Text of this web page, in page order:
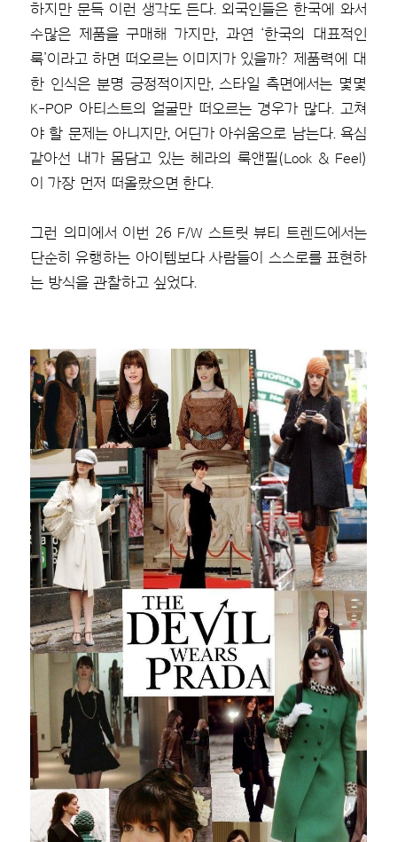
하지만 문득 이런 생각도 든다. 외국인들은 한국에 와서
수많은 제품을 구매해 가지만, 과연 ‘한국의 대표적인
룩’이라고 하면 떠오르는 이미지가 있을까? 제품력에 대
한 인식은 분명 긍정적이지만, 스타일 측면에서는 몇몇
K-POP 아티스트의 얼굴만 떠오르는 경우가 많다. 고쳐
야 할 문제는 아니지만, 어딘가 아쉬움으로 남는다. 욕심
같아선 내가 몸담고 있는 헤라의 룩앤필(Look & Feel)
이 가장 먼저 떠올랐으면 한다.
그런 의미에서 이번 26 F/W 스트릿 뷰티 트렌드에서는
단순히 유행하는 아이템보다 사람들이 스스로를 표현하
는 방식을 관찰하고 싶었다.